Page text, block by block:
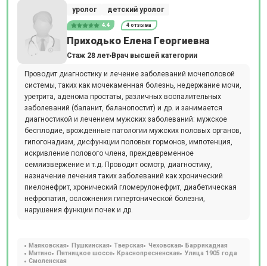
уролог детский уролог
4.4 4 отзыва
Приходько Елена Георгиевна
Стаж 28 лет Врач высшей категории
Проводит диагностику и лечение заболеваний мочеполовой
системы, таких как мочекаменная болезнь, недержание мочи,
уретрита, аденома простаты, различных воспалительных
заболеваний (баланит, баланопостит) и др. и занимается
диагностикой и лечением мужских заболеваний: мужское
бесплодие, врожденные патологии мужских половых органов,
гипогонадизм, дисфункции половых гормонов, импотенция,
искривление полового члена, преждевременное
семяизвержение и т.д. Проводит осмотр, диагностику,
назначение лечения таких заболеваний как хронический
пиелонефрит, хронический гломерулонефрит, диабетическая
нефропатия, осложнения гипертонической болезни,
нарушения функции почек и др.
Маяковская Пушкинская Тверская Чеховская
Баррикадная
Митино
Пятницкое шоссе Краснопресненская
Улица 1905 года
Смоленская